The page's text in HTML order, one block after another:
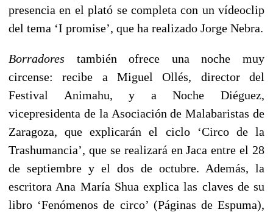
presencia en el plató se completa con un vídeoclip
del tema ‘I promise’, que ha realizado Jorge Nebra.
Borradores también ofrece una noche muy
circense: recibe a Miguel Ollés, director del
Festival Animahu, y a Noche Diéguez,
vicepresidenta de la Asociación de Malabaristas de
Zaragoza, que explicarán el ciclo ‘Circo de la
Trashumancia’, que se realizará en Jaca entre el 28
de septiembre y el dos de octubre. Además, la
escritora Ana María Shua explica las claves de su
libro ‘Fenómenos de circo’ (Páginas de Espuma),